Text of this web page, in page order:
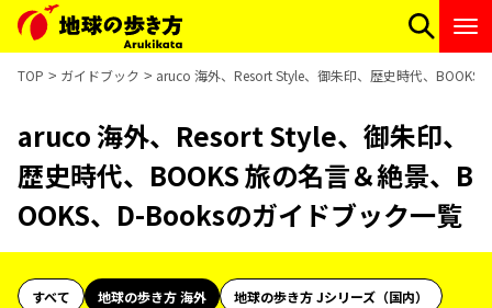
TOP ガイドブック aruco 海外、Resort Style、御朱印、歴史時代、BOOKS
aruco 海外、Resort Style、御朱印、
歴史時代、BOOKS 旅の名言＆絶景、B
OOKS、D-Booksのガイドブック一覧
すべて 地球の歩き方 海外
地球の歩き方 Jシリーズ（国内）